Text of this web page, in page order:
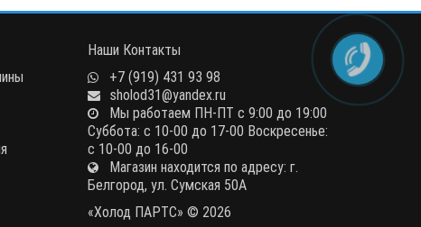
Наши Контакты
+7 (919) 431 93 98
sholod31@yandex.ru
Мы работаем ПН-ПТ с 9:00 до 19:00
Суббота: с 10-00 до 17-00 Воскресенье:
с 10-00 до 16-00
Магазин находится по адресу: г.
Белгород, ул. Сумская 50А
«Холод ПАРТС» © 2026